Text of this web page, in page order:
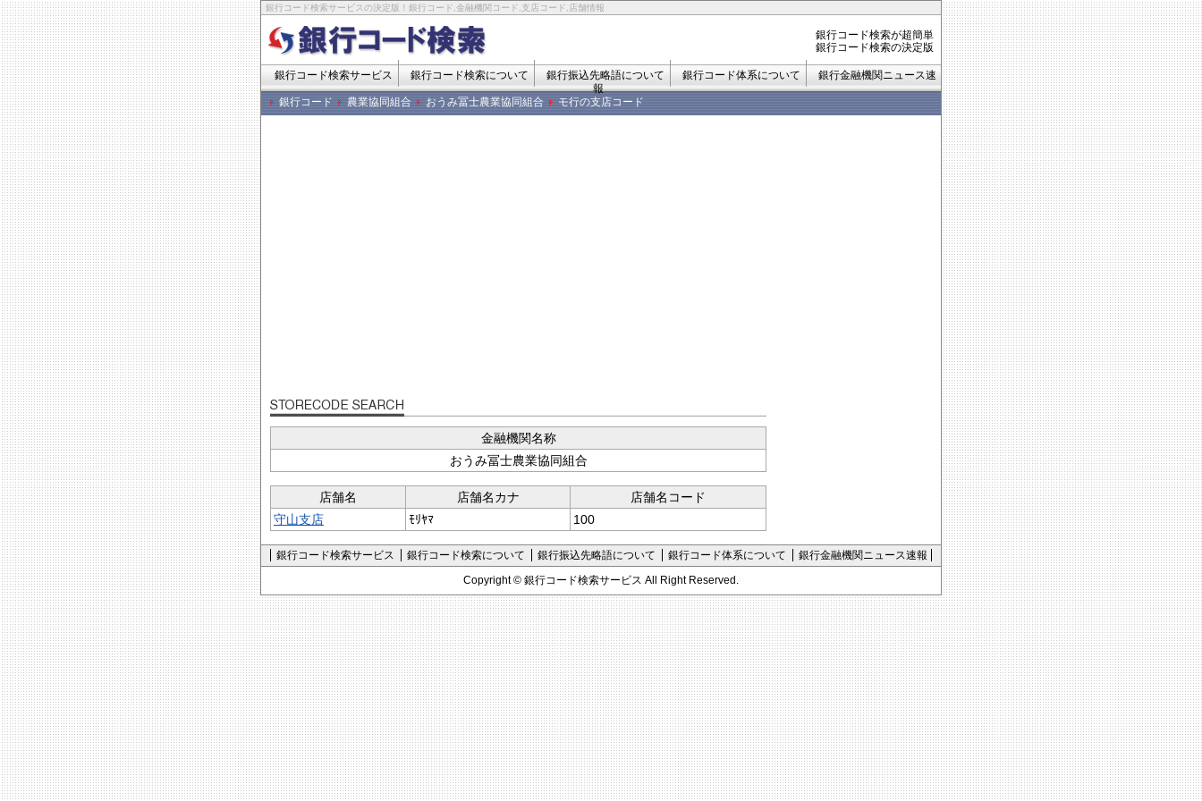
銀行コード検索サービスの決定版！銀行コード,金融機関コード,支店コード,店舗情報
銀行コード検索が超簡単
銀行コード検索の決定版
銀行コード検索サービス 銀行コード検索について 銀行振込先略語について 銀行コード体系について
銀行金融機関ニュース速
報
銀行コード
農業協同組合 おうみ冨士農業協同組合 モ行の支店コード
金融機関名称
おうみ冨士農業協同組合
店舗名 店舗名カナ
店舗名コード
守山支店
ﾓﾘﾔﾏ 100
銀行コード検索サービス 銀行コード検索について 銀行振込先略語について 銀行コード体系について
銀行金融機関ニュース速報
Copyright © 銀行コード検索サービス All Right Reserved.